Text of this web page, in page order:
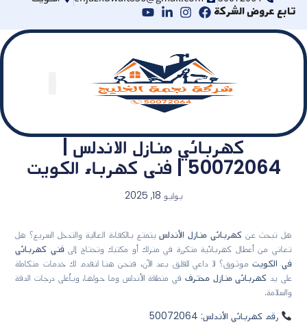
تابع عروض الشركة
كهربائي منازل الاندلس |
50072064 | فنى كهرباء الكويت
يوليو 18, 2025
هل تبحث عن كهربائي منازل الأندلسيتمتع بالكفاءة العالية والتدخل السريع؟ هل
تعاني من أعطال كهربائية متكررة في منزلك أو مكتبك وتحتاج إلىفني كهربائي
في الكويتموثوق؟ لا داعي للقلق بعد الآن، فنحن هنا لنقدم لك خدمات متكاملة
على يد كهربائي منازل محترف في منطقة الأندلس وما حولها، وبأعلى درجات الدقة
والسلامة.
رقم كهربائي الأندلس: 50072064